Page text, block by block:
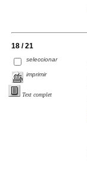
18 / 21
seleccionar
imprimir
Text complet